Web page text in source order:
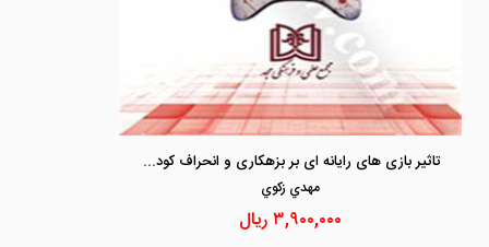
تاثیر بازی های رایانه ای بر بزهکاری و انحراف کودکان و نوجوانان
مهدي زكوي
۳,۹۰۰,۰۰۰ریال